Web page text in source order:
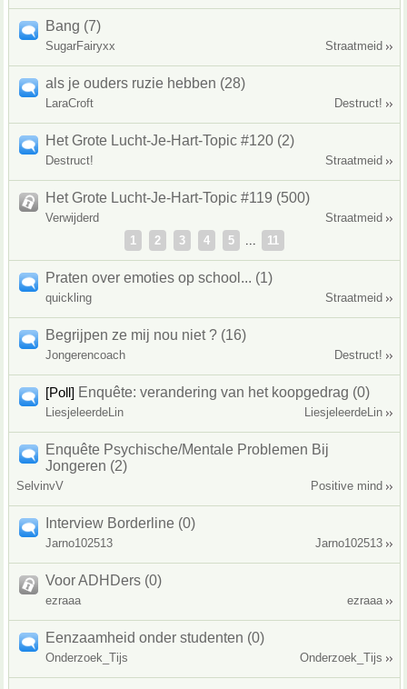
Bang (7)
SugarFairyxx Straatmeid
als je ouders ruzie hebben (28)
LaraCroft Destruct!
Het Grote Lucht-Je-Hart-Topic #120 (2)
Destruct! Straatmeid
Het Grote Lucht-Je-Hart-Topic #119 (500)
Verwijderd
Straatmeid
1
2 3 4 5 ... 11
Praten over emoties op school... (1)
quickling Straatmeid
Begrijpen ze mij nou niet ? (16)
Jongerencoach Destruct!
[Poll] Enquête: verandering van het koopgedrag (0)
LiesjeleerdeLin LiesjeleerdeLin
Enquête Psychische/Mentale Problemen Bij
Jongeren (2)
SelvinvV Positive mind
Interview Borderline (0)
Jarno102513 Jarno102513
Voor ADHDers (0)
ezraaa ezraaa
Eenzaamheid onder studenten (0)
Onderzoek_Tijs Onderzoek_Tijs